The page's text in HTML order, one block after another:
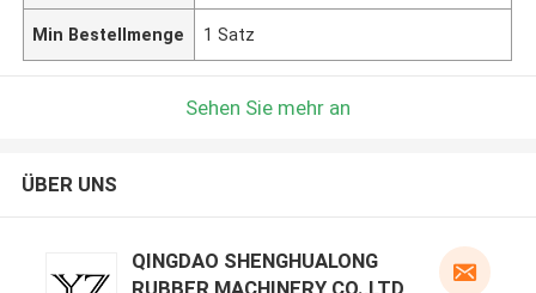
Min Bestellmenge 1 Satz
Sehen Sie mehr an
ÜBER UNS
QINGDAO SHENGHUALONG